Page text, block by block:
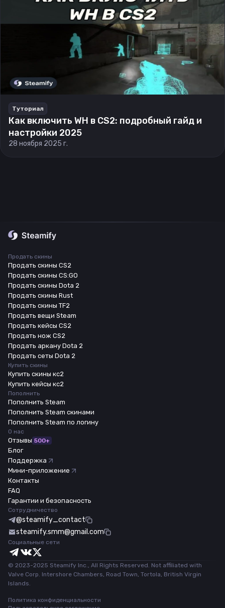
Туториал
Как включить WH в CS2: подробный гайд и
настройки 2025
28 ноября 2025 г.
Продать скины
Продать скины CS2
Продать скины CS:GO
Продать скины Dota 2
Продать скины Rust
Продать скины TF2
Продать вещи Steam
Продать кейсы CS2
Продать нож CS2
Продать аркану Dota 2
Продать сеты Dota 2
Купить скины
Купить скины кс2
Купить кейсы кс2
Пополнить
Пополнить Steam
Пополнить Steam скинами
Пополнить Steam по логину
О нас
Отзывы 500+
Блог
Поддержка
Мини-приложение
Контакты
FAQ
Гарантии и безопасность
Сотрудничество
@steamify_contact
steamify.smm@gmail.com
Социальные сети
© 2023-2025 Steamify Inc., All Rights Reserved. Not affiliated with
Valve Corp. Intershore Chambers, Road Town, Tortola, British Virgin
Islands.
Политика конфиденциальности